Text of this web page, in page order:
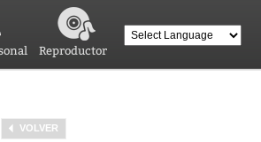
Reproductor
VOLVER